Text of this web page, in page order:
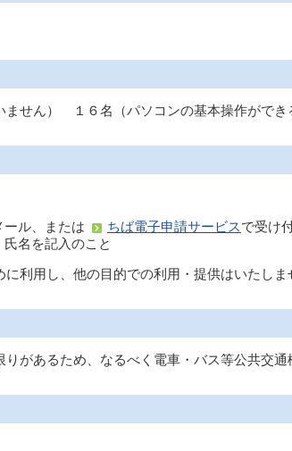
せん） １６名（パソコンの基本操作ができ
ール、または
ちば電子申請サービスで受け
名を記入のこと
利用し、他の目的での利用・提供はいたしま
があるため、なるべく電車・バス等公共交通